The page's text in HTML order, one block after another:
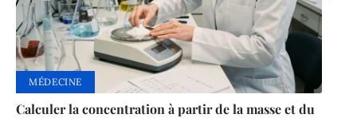
MÉDECINE
Calculer la concentration à partir de la masse et du